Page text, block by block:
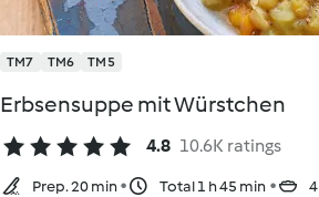
TM7 TM6 TM5
Erbsensuppe mit Würstchen
4.8 10.6K ratings
Prep. 20 min Total 1 h 45 min